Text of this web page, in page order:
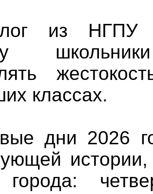
из НГПУ
классах.
дни 2026